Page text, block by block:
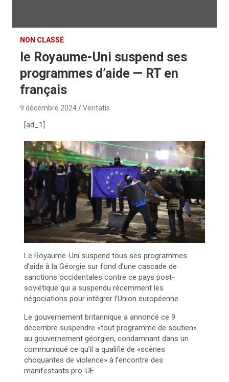
NON CLASSÉ
le Royaume-Uni suspend ses
programmes d’aide — RT en
français
9 décembre 2024 Veritatis
[ad_1]
Le Royaume-Uni suspend tous ses programmes
d’aide à la Géorgie sur fond d’une cascade de
sanctions occidentales contre ce pays post-
soviétique qui a suspendu récemment les
négociations pour intégrer l’Union européenne.
Le gouvernement britannique a annoncé ce 9
décembre suspendre «tout programme de soutien»
au gouvernement géorgien, condamnant dans un
communiqué ce qu’il a qualifié de «scènes
choquantes de violence» à l’encontre des
manifestants pro-UE.